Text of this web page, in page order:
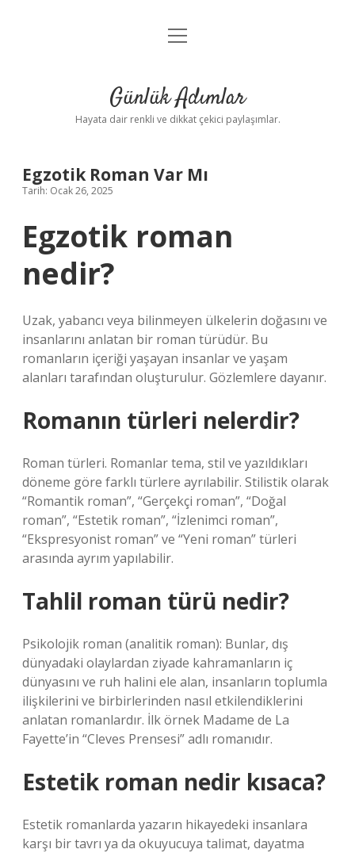
Anasayfa
Yasal Uyarı
menüyü
Günlük Adımlar
Hayata dair renkli ve dikkat çekici paylaşımlar.
Egzotik Roman Var Mı
Tarih: Ocak 26, 2025
Egzotik roman
nedir?
Uzak, yabancı veya bilinmeyen ülkelerin doğasını ve
insanlarını anlatan bir roman türüdür. Bu
romanların içeriği yaşayan insanlar ve yaşam
alanları tarafından oluşturulur. Gözlemlere dayanır.
Romanın türleri nelerdir?
Roman türleri. Romanlar tema, stil ve yazıldıkları
döneme göre farklı türlere ayrılabilir. Stilistik olarak
“Romantik roman”, “Gerçekçi roman”, “Doğal
roman”, “Estetik roman”, “İzlenimci roman”,
“Ekspresyonist roman” ve “Yeni roman” türleri
arasında ayrım yapılabilir.
Tahlil roman türü nedir?
Psikolojik roman (analitik roman): Bunlar, dış
dünyadaki olaylardan ziyade kahramanların iç
dünyasını ve ruh halini ele alan, insanların toplumla
ilişkilerini ve birbirlerinden nasıl etkilendiklerini
anlatan romanlardır. İlk örnek Madame de La
Fayette’in “Cleves Prensesi” adlı romanıdır.
Estetik roman nedir kısaca?
Estetik romanlarda yazarın hikayedeki insanlara
karşı bir tavrı ya da okuyucuya talimat, dayatma